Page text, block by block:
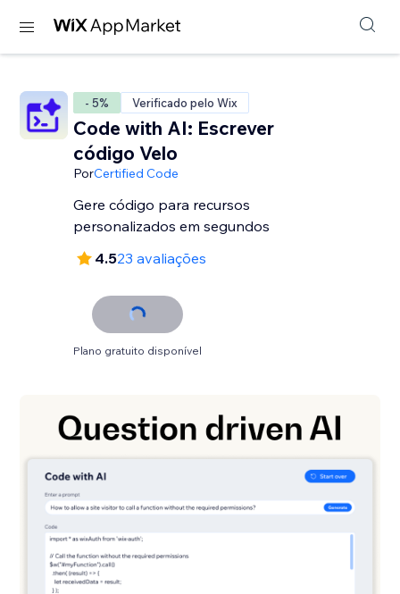
- 5% Verificado pelo Wix
Code with AI: Escrever
código Velo
PorCertified Code
Gere código para recursos
personalizados em segundos
4.523 avaliações
Plano gratuito disponível